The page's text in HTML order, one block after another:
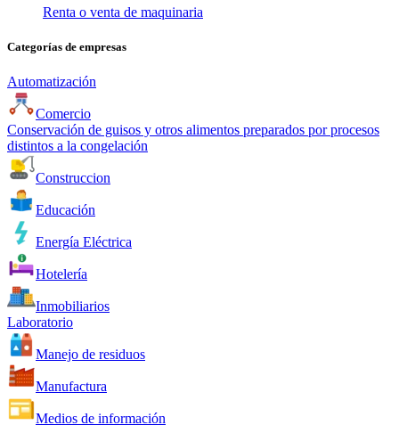
Renta o venta de maquinaria
Categorías de empresas
Automatización
Comercio
Conservación de guisos y otros alimentos preparados por procesos
distintos a la congelación
Construccion
Educación
Energía Eléctrica
Hotelería
Inmobiliarios
Laboratorio
Manejo de residuos
Manufactura
Medios de información